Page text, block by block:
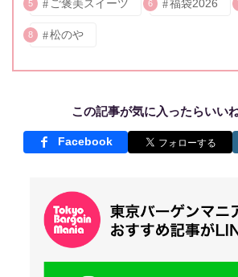
5 ご褒美スイーツ 6 福袋2026
8 松のや
この記事が気に入ったらいい
Facebook